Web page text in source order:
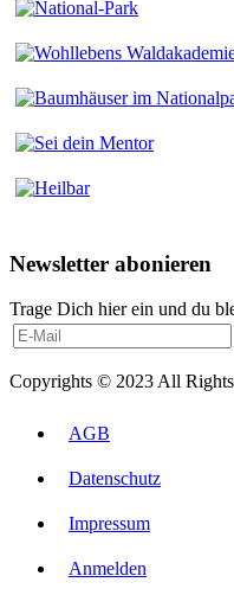
Newsletter abonieren
Trage Dich hier ein und du
Copyrights © 2023 All Rights
AGB
Datenschutz
Impressum
Anmelden